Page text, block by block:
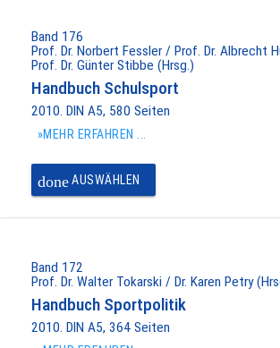
Band 176
Prof. Dr. Norbert Fessler / Prof. Dr. Albrecht
Prof. Dr. Günter Stibbe (Hrsg.)
Handbuch Schulsport
2010. DIN A5, 580 Seiten
»MEHR ERFAHREN ...
doneAUSWÄHLEN
Band 172
Prof. Dr. Walter Tokarski / Dr. Karen Petry
Handbuch Sportpolitik
2010. DIN A5, 364 Seiten